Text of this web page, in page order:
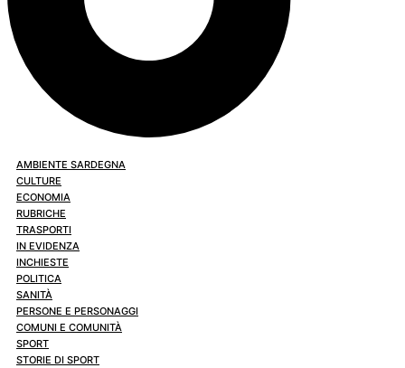
AMBIENTE SARDEGNA
CULTURE
ECONOMIA
RUBRICHE
TRASPORTI
IN EVIDENZA
INCHIESTE
POLITICA
SANITÀ
PERSONE E PERSONAGGI
COMUNI E COMUNITÀ
SPORT
STORIE DI SPORT